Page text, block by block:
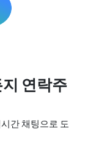
연락주
간 채팅으로 도